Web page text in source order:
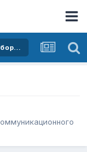
Покупка и продажа телекоммуникационного оборудования